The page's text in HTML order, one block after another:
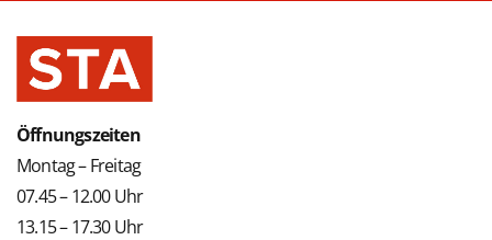
Öffnungszeiten
Montag – Freitag
07.45 – 12.00 Uhr
13.15 – 17.30 Uhr